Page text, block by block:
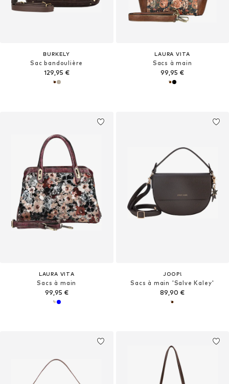
BURKELY
Sac bandoulière
129,95 €
LAURA VITA
Sacs à main
99,95 €
LAURA VITA
Sacs à main
99,95 €
JOOP!
Sacs à main 'Salve Kaley'
89,90 €